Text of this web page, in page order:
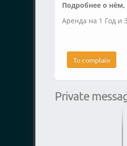
Подробнее о
Аренда на 1 Год и
To complain
Private